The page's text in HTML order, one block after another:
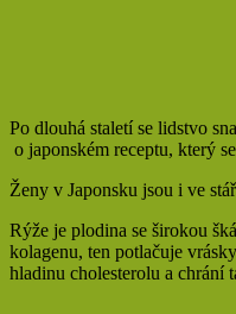
Po dlouhá staletí se lidstvo
o japonském receptu, který
Ženy v Japonsku jsou i ve
Rýže je plodina se širokou
kolagenu, ten potlačuje
hladinu cholesterolu a chrání